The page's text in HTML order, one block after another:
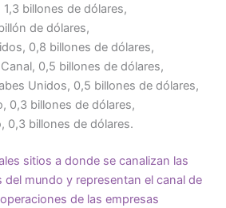
billones de dólares,
de dólares,
0,8 billones de dólares,
0,5 billones de dólares,
Unidos, 0,5 billones de dólares,
0,3 billones de dólares,
0,3 billones de dólares.
sitios a donde se canalizan las
mundo y representan el canal de
de las empresas